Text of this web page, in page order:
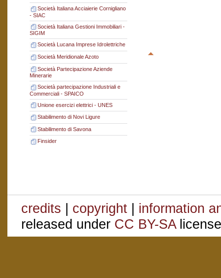
Società Italiana Acciaierie Cornigliano
- SIAC
Società Italiana Gestioni Immobiliari -
SIGIM
Società Lucana Imprese Idrolettriche
Società Meridionale Azoto
Società Partecipazione Aziende
Minerarie
Società partecipazione Industriali e
Commerciali - SPAICO
Unione esercizi elettrici - UNES
Stabilimento di Novi Ligure
Stabilimento di Savona
Finsider
credits | copyright | information
released under CC BY-SA